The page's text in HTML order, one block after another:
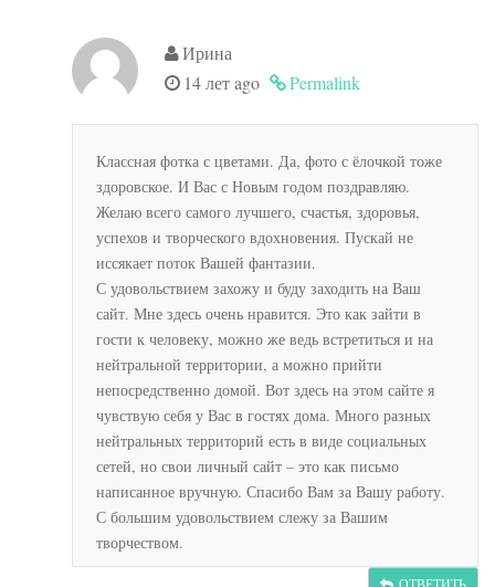
Ирина
14 лет ago
Permalink
Классная фотка с цветами. Да, фото с ёлочкой тоже
здоровское. И Вас с Новым годом поздравляю.
Желаю всего самого лучшего, счастья, здоровья,
успехов и творческого вдохновения. Пускай не
иссякает поток Вашей фантазии.
С удовольствием захожу и буду заходить на Ваш
сайт. Мне здесь очень нравится. Это как зайти в
гости к человеку, можно же ведь встретиться и на
нейтральной территории, а можно прийти
непосредственно домой. Вот здесь на этом сайте я
чувствую себя у Вас в гостях дома. Много разных
нейтральных территорий есть в виде социальных
сетей, но свои личный сайт – это как письмо
написанное вручную. Спасибо Вам за Вашу работу.
С большим удовольствием слежу за Вашим
творчеством.